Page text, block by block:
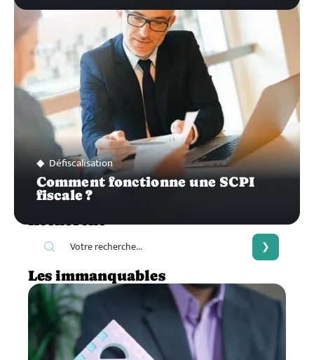
Défiscalisation
Comment fonctionne une SCPI
fiscale ?
Les immanquables